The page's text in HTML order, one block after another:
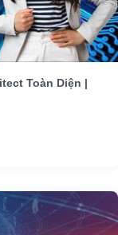
Toàn Diện |